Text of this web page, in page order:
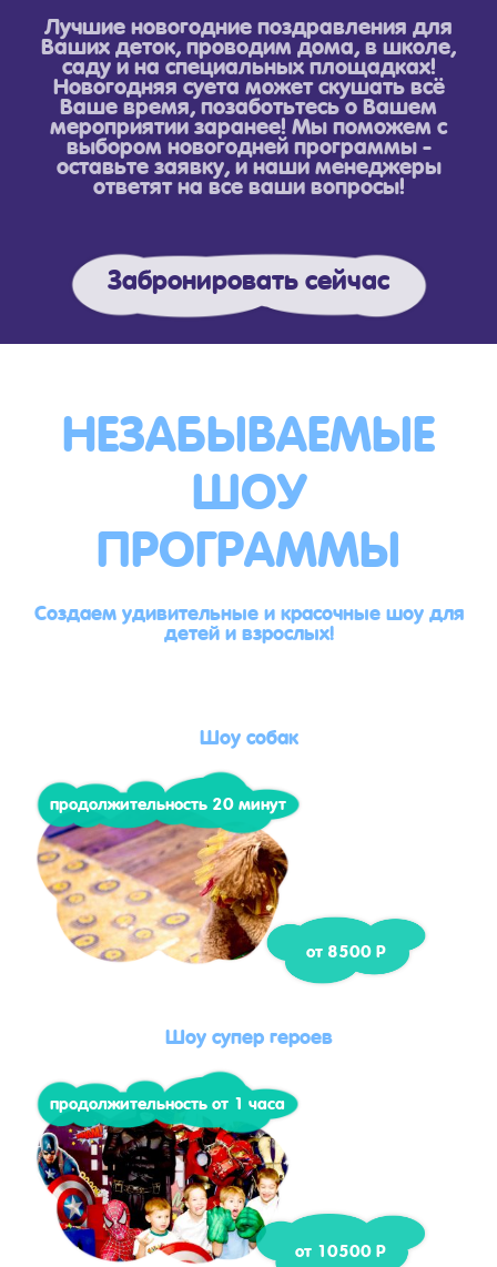
Лучшие новогодние поздравления для
Ваших деток, проводим дома, в школе,
саду и на специальных площадках!
Новогодняя суета может скушать всё
Ваше время, позаботьтесь о Вашем
мероприятии заранее! Мы поможем с
выбором новогодней программы -
оставьте заявку, и наши менеджеры
ответят на все ваши вопросы!
Забронировать сейчас
НЕЗАБЫВАЕМЫЕ
ШОУ
ПРОГРАММЫ
Создаем удивительные и красочные шоу для
детей и взрослых!
Шоу собак
продолжительность 20 минут
от 8500 Р
Шоу супер героев
продолжительность от 1 часа
от 10500 Р